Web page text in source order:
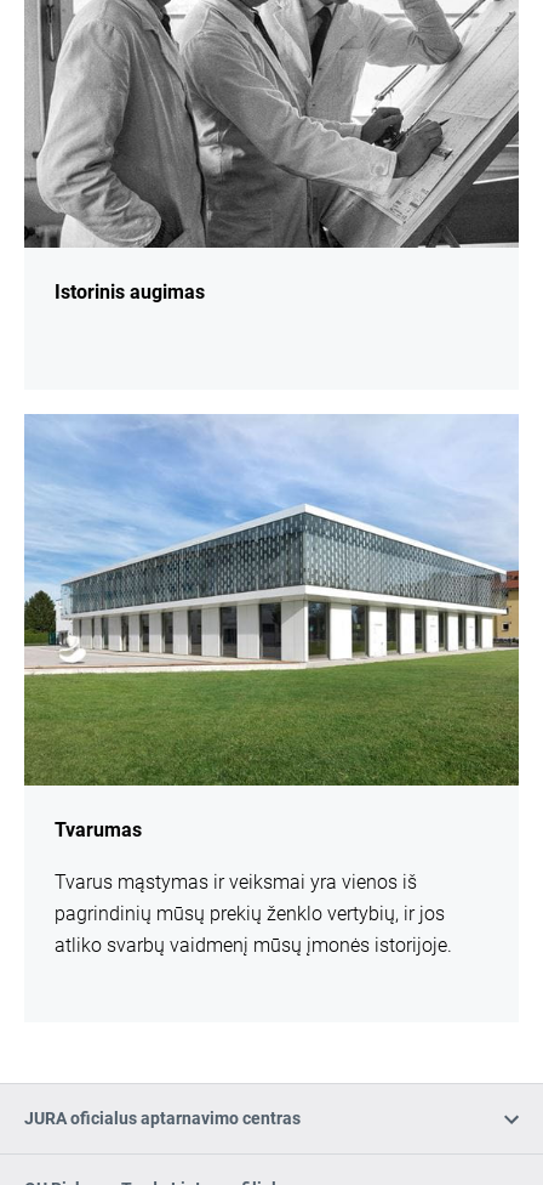
Istorinis augimas
Tvarumas
Tvarus mąstymas ir veiksmai yra vienos iš
pagrindinių mūsų prekių ženklo vertybių, ir jos
atliko svarbų vaidmenį mūsų įmonės istorijoje.
JURA oficialus aptarnavimo centras